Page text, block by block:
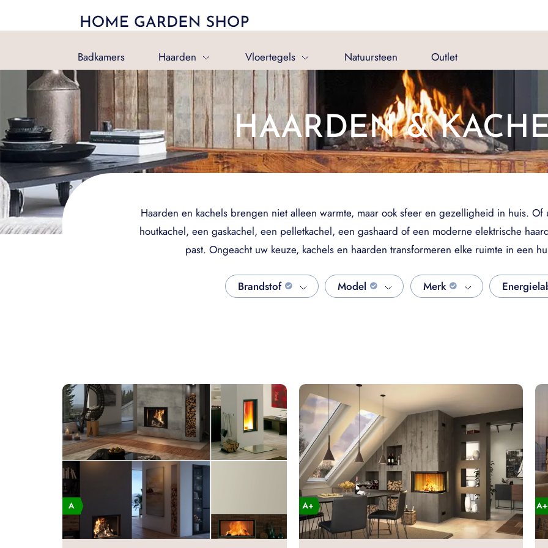
Badkamers Haarden Vloertegels Natuursteen Outlet
HAARDEN &
Haarden en kachels brengen niet alleen warmte, maar ook sfeer en gezelligheid in huis.
houtkachel, een gaskachel, een pelletkachel, een gashaard of een moderne elektrische
past. Ongeacht uw keuze, kachels en haarden transformeren elke ruimte in een
Brandstof Model Merk